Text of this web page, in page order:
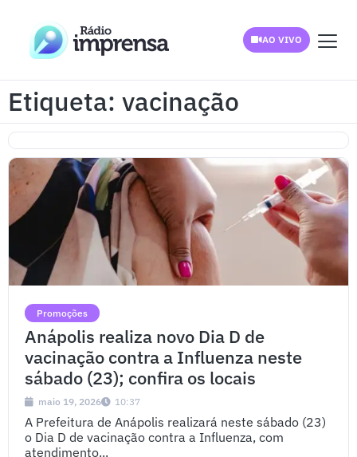
AO VIVO
Etiqueta: vacinação
Promoções
Anápolis realiza novo Dia D de
vacinação contra a Influenza neste
sábado (23); confira os locais
maio 19, 2026 10:37
A Prefeitura de Anápolis realizará neste sábado (23)
o Dia D de vacinação contra a Influenza, com
atendimento...